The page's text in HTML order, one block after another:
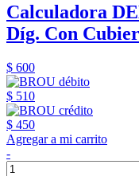
Calculadora
Díg. Con
$ 600
$ 510
$ 450
Agregar a mi carrito
-